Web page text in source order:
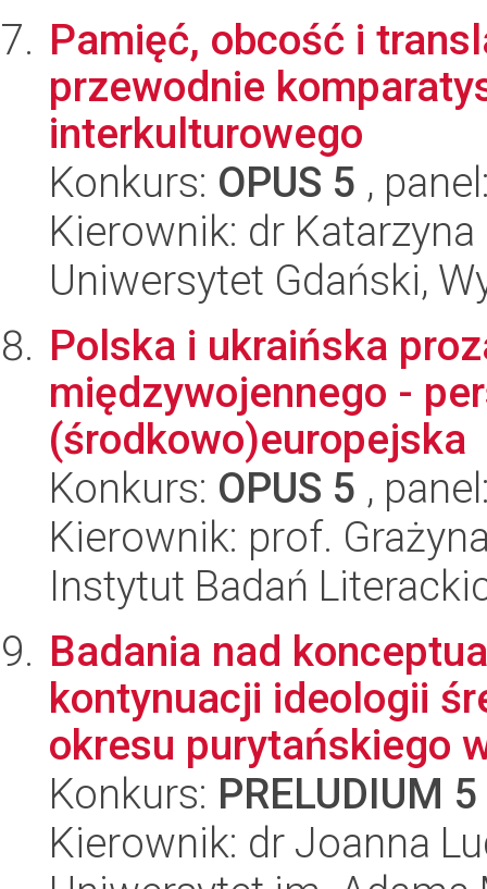
Pamięć, obcość i
przewodnie
interkulturowego
Konkurs: OPUS 5 ,
Kierownik: dr
Uniwersytet Gdański,
Polska i ukraińska
międzywojennego -
(środkowo)europejska
Konkurs: OPUS 5 ,
Kierownik: prof.
Instytut Badań
Badania nad
kontynuacji ideologii
okresu purytańskiego
Konkurs: PRELUDIUM 5
Kierownik: dr Joanna